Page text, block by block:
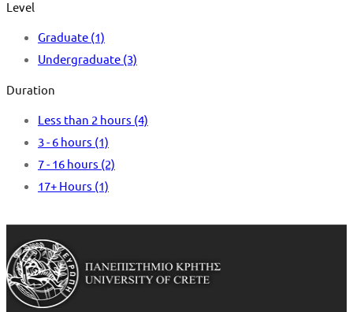
Level
Graduate (1)
Undergraduate (3)
Duration
Less than 2 hours (4)
3 - 6 hours (1)
7 - 16 hours (2)
17+ Hours (1)